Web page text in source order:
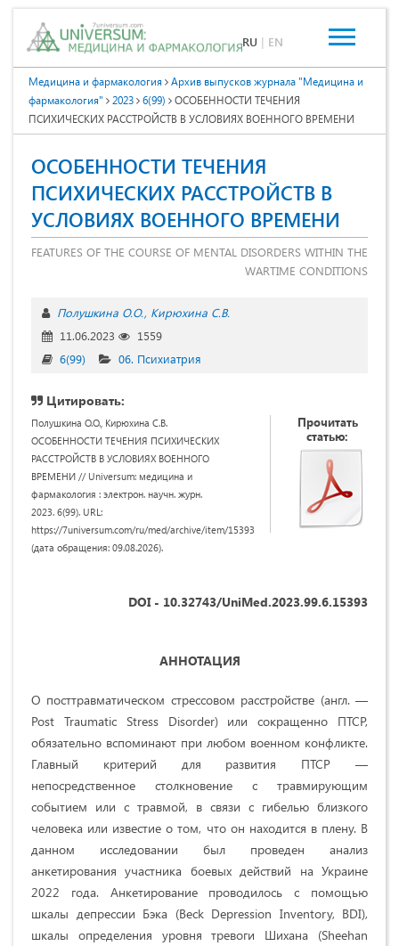
RU | EN
Медицина и фармакология
Архив выпусков журнала "Медицина и
фармакология"
2023 6(99)
ОСОБЕННОСТИ ТЕЧЕНИЯ
ПСИХИЧЕСКИХ РАССТРОЙСТВ В УСЛОВИЯХ ВОЕННОГО ВРЕМЕНИ
ОСОБЕННОСТИ ТЕЧЕНИЯ
ПСИХИЧЕСКИХ РАССТРОЙСТВ В
УСЛОВИЯХ ВОЕННОГО ВРЕМЕНИ
FEATURES OF THE COURSE OF MENTAL DISORDERS WITHIN THE
WARTIME CONDITIONS
Полушкина О.О. Кирюхина С.В.
11.06.2023
1559
6(99)
06. Психиатрия
Цитировать:
Полушкина О.О., Кирюхина С.В.
ОСОБЕННОСТИ ТЕЧЕНИЯ ПСИХИЧЕСКИХ
РАССТРОЙСТВ В УСЛОВИЯХ ВОЕННОГО
ВРЕМЕНИ // Universum: медицина и
фармакология : электрон. научн. журн.
2023. 6(99). URL:
https://7universum.com/ru/med/archive/item/15393
(дата обращения: 09.08.2026).
Прочитать
статью:
DOI - 10.32743/UniMed.2023.99.6.15393
АННОТАЦИЯ
О посттравматическом стрессовом расстройстве (англ. —
Post Traumatic Stress Disorder) или сокращенно ПТСР,
обязательно вспоминают при любом военном конфликте.
Главный критерий для развития ПТСР —
непосредственное столкновение с травмирующим
событием или с травмой, в связи с гибелью близкого
человека или известие о том, что он находится в плену. В
данном исследовании был проведен анализ
анкетирования участника боевых действий на Украине
2022 года. Анкетирование проводилось с помощью
шкалы депрессии Бэка (Beck Depression Inventory, BDI),
шкалы определения уровня тревоги Шихана (Sheehan